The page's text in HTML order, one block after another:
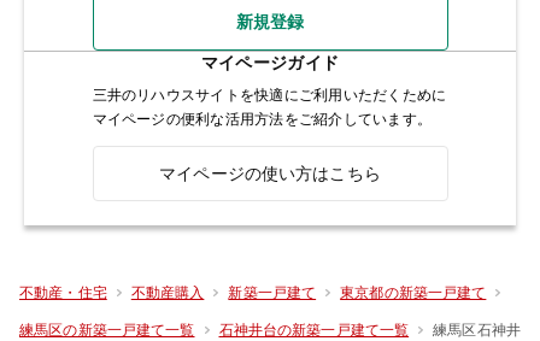
新規登録
マイページガイド
三井のリハウスサイトを快適にご利用いただくために
マイページの便利な活用方法をご紹介しています。
マイページの使い方はこちら
不動産・住宅 不動産購入 新築一戸建て 東京都の新築一戸建て
練馬区の新築一戸建て一覧 石神井台の新築一戸建て一覧 練馬区石神井